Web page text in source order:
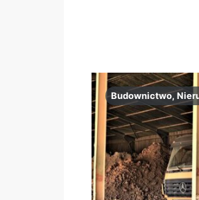
Budownictwo,